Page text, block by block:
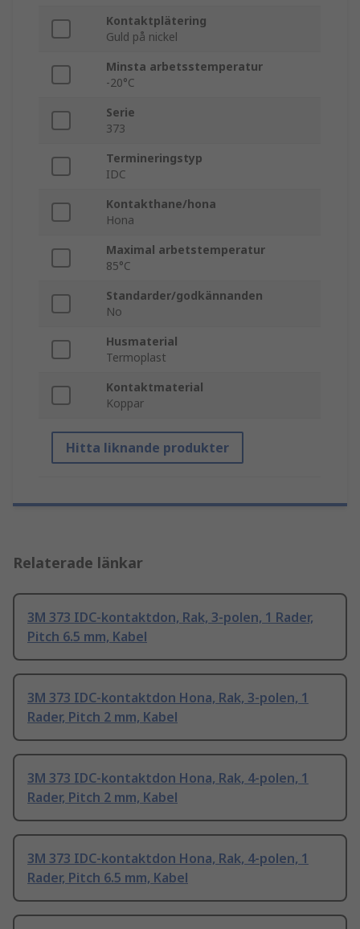
Kontaktplätering
Guld på nickel
Minsta arbetsstemperatur
-20°C
Serie
373
Termineringstyp
IDC
Kontakthane/hona
Hona
Maximal arbetstemperatur
85°C
Standarder/godkännanden
No
Husmaterial
Termoplast
Kontaktmaterial
Koppar
Hitta liknande produkter
Relaterade länkar
3M 373 IDC-kontaktdon, Rak, 3-polen, 1 Rader,
Pitch 6.5 mm, Kabel
3M 373 IDC-kontaktdon Hona, Rak, 3-polen, 1
Rader, Pitch 2 mm, Kabel
3M 373 IDC-kontaktdon Hona, Rak, 4-polen, 1
Rader, Pitch 2 mm, Kabel
3M 373 IDC-kontaktdon Hona, Rak, 4-polen, 1
Rader, Pitch 6.5 mm, Kabel